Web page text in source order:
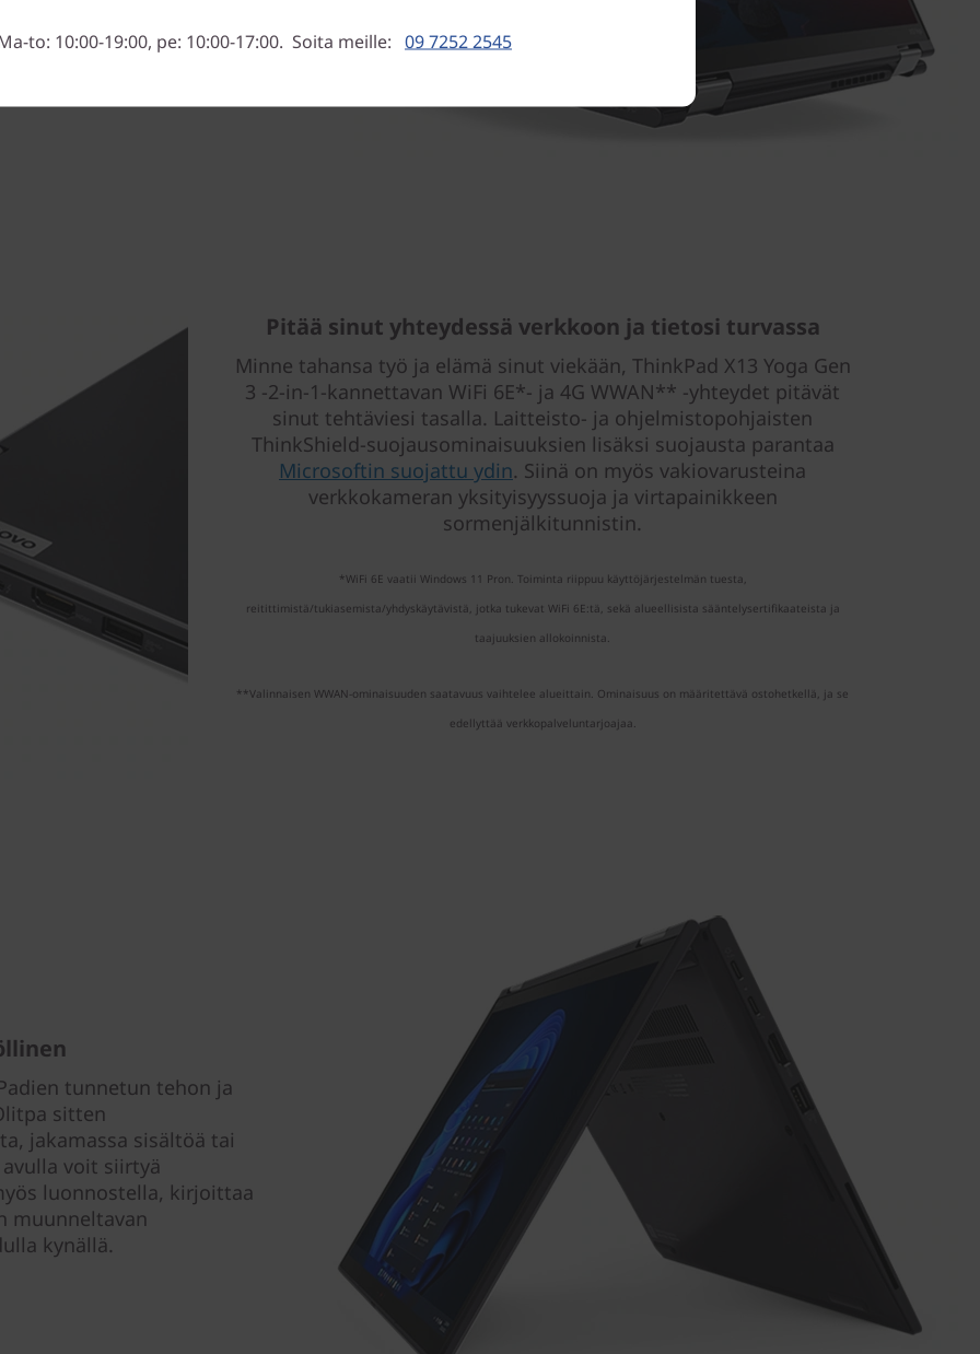
Pitää sinut yhteydessä verkkoon ja tietosi turvassa
Minne tahansa työ ja elämä sinut viekään, ThinkPad X13 Yoga Gen
3 -2-in-1-kannettavan WiFi 6E*- ja 4G WWAN** -yhteydet pitävät
sinut tehtäviesi tasalla. Laitteisto- ja ohjelmistopohjaisten
ThinkShield-suojausominaisuuksien lisäksi suojausta parantaa
Microsoftin suojattu ydin. Siinä on myös vakiovarusteina
verkkokameran yksityisyyssuoja ja virtapainikkeen
sormenjälkitunnistin.
*WiFi 6E vaatii Windows 11 Pron. Toiminta riippuu käyttöjärjestelmän tuesta,
reitittimistä/tukiasemista/yhdyskäytävistä, jotka tukevat WiFi 6E:tä, sekä alueellisista sääntelysertifikaateista ja
taajuuksien allokoinnista.
**Valinnaisen WWAN-ominaisuuden saatavuus vaihtelee alueittain. Ominaisuus on määritettävä ostohetkellä, ja se
edellyttää verkkopalveluntarjoajaa.
tunnetun tehon ja
sitten
jakamassa sisältöä tai
voit siirtyä
luonnostella, kirjoittaa
muunneltavan
kynällä.
to: 10:00-19:00, pe: 10:00-17:00. Soita meille: 09 7252 2545